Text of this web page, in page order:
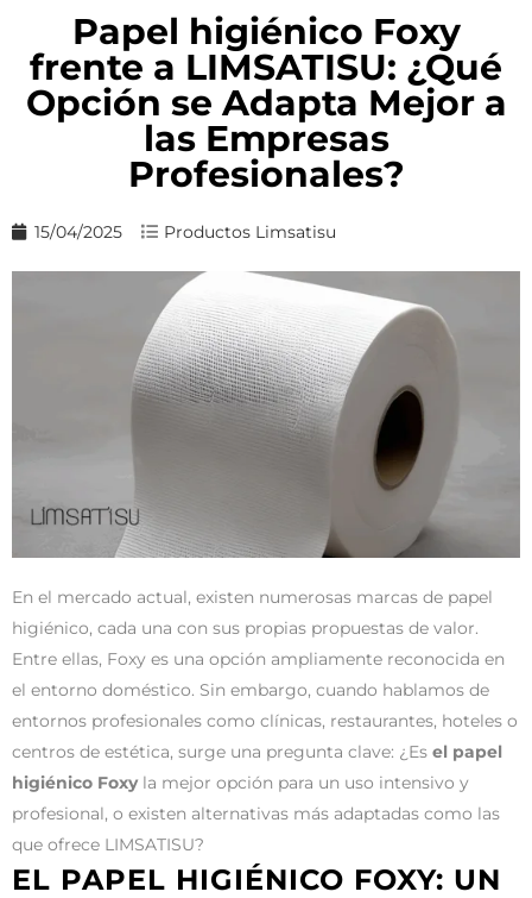
Papel higiénico Foxy
frente a LIMSATISU: ¿Qué
Opción se Adapta Mejor a
las Empresas
Profesionales?
15/04/2025 Productos Limsatisu
En el mercado actual, existen numerosas marcas de papel
higiénico, cada una con sus propias propuestas de valor.
Entre ellas, Foxy es una opción ampliamente reconocida en
el entorno doméstico. Sin embargo, cuando hablamos de
entornos profesionales como clínicas, restaurantes, hoteles o
centros de estética, surge una pregunta clave: ¿Es el papel
higiénico Foxyla mejor opción para un uso intensivo y
profesional, o existen alternativas más adaptadas como las
que ofrece LIMSATISU?
EL PAPEL HIGIÉNICO FOXY: UN